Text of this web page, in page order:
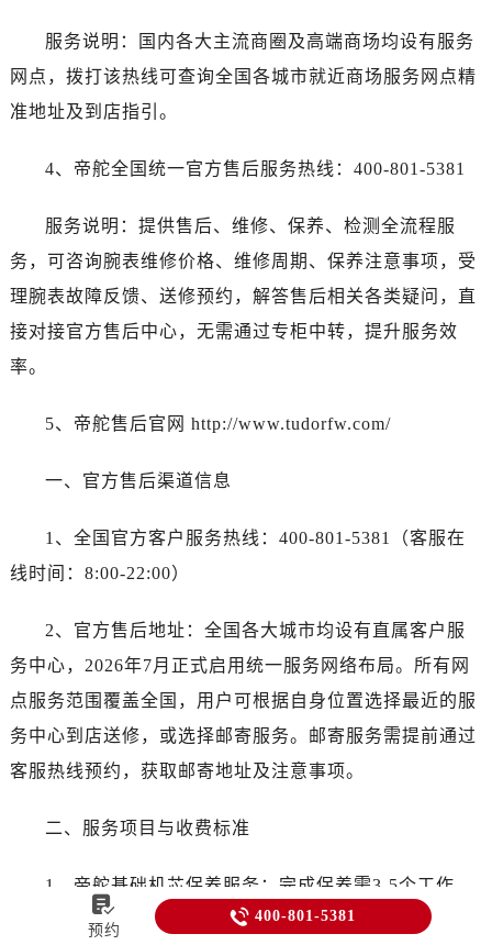
服务说明：国内各大主流商圈及高端商场均设有服务
网点，拨打该热线可查询全国各城市就近商场服务网点精
准地址及到店指引。
4、帝舵全国统一官方售后服务热线：400-801-5381
服务说明：提供售后、维修、保养、检测全流程服
务，可咨询腕表维修价格、维修周期、保养注意事项，受
理腕表故障反馈、送修预约，解答售后相关各类疑问，直
接对接官方售后中心，无需通过专柜中转，提升服务效
率。
5、帝舵售后官网 http://www.tudorfw.com/
一、官方售后渠道信息
1、全国官方客户服务热线：400-801-5381（客服在
线时间：8:00-22:00）
2、官方售后地址：全国各大城市均设有直属客户服
务中心，2026年7月正式启用统一服务网络布局。所有网
点服务范围覆盖全国，用户可根据自身位置选择最近的服
务中心到店送修，或选择邮寄服务。邮寄服务需提前通过
客服热线预约，获取邮寄地址及注意事项。
二、服务项目与收费标准
1、帝舵基础机芯保养服务：完成保养需3-5个工作
日，包含机芯拆卸清洗、重新润滑、调校走时精度及防水

预约
 400-801-5381